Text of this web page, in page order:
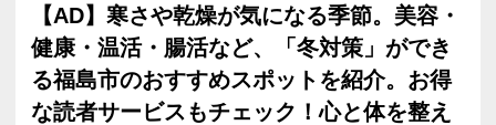
【AD】寒さや乾燥が気になる季節。美容・
健康・温活・腸活など、「冬対策」ができ
る福島市のおすすめスポットを紹介。お得
な読者サービスもチェック！心と体を整え